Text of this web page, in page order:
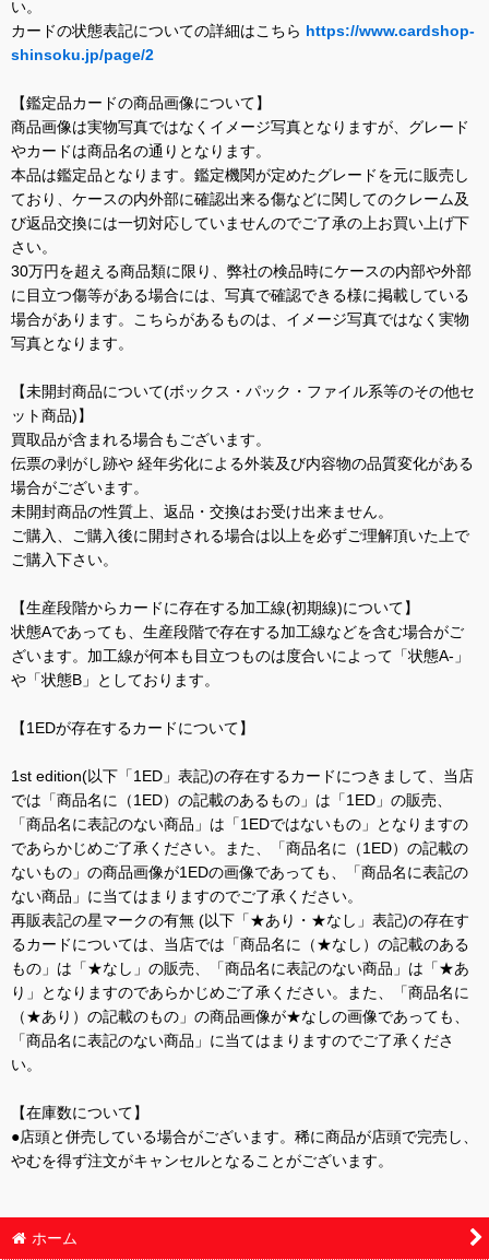
い。
カードの状態表記についての詳細はこちら https://www.cardshop-
shinsoku.jp/page/2
【鑑定品カードの商品画像について】
商品画像は実物写真ではなくイメージ写真となりますが、グレード
やカードは商品名の通りとなります。
本品は鑑定品となります。鑑定機関が定めたグレードを元に販売し
ており、ケースの内外部に確認出来る傷などに関してのクレーム及
び返品交換には一切対応していませんのでご了承の上お買い上げ下
さい。
30万円を超える商品類に限り、弊社の検品時にケースの内部や外部
に目立つ傷等がある場合には、写真で確認できる様に掲載している
場合があります。こちらがあるものは、イメージ写真ではなく実物
写真となります。
【未開封商品について(ボックス・パック・ファイル系等のその他セ
ット商品)】
買取品が含まれる場合もございます。
伝票の剥がし跡や 経年劣化による外装及び内容物の品質変化がある
場合がございます。
未開封商品の性質上、返品・交換はお受け出来ません。
ご購入、ご購入後に開封される場合は以上を必ずご理解頂いた上で
ご購入下さい。
【生産段階からカードに存在する加工線(初期線)について】
状態Aであっても、生産段階で存在する加工線などを含む場合がご
ざいます。加工線が何本も目立つものは度合いによって「状態A-」
や「状態B」としております。
【1EDが存在するカードについて】
1st edition(以下「1ED」表記)の存在するカードにつきまして、当店
では「商品名に（1ED）の記載のあるもの」は「1ED」の販売、
「商品名に表記のない商品」は「1EDではないもの」となりますの
であらかじめご了承ください。また、「商品名に（1ED）の記載の
ないもの」の商品画像が1EDの画像であっても、「商品名に表記の
ない商品」に当てはまりますのでご了承ください。
再販表記の星マークの有無 (以下「★あり・★なし」表記)の存在す
るカードについては、当店では「商品名に（★なし）の記載のある
もの」は「★なし」の販売、「商品名に表記のない商品」は「★あ
り」となりますのであらかじめご了承ください。また、「商品名に
（★あり）の記載のもの」の商品画像が★なしの画像であっても、
「商品名に表記のない商品」に当てはまりますのでご了承くださ
い。
【在庫数について】
●店頭と併売している場合がございます。稀に商品が店頭で完売し、
やむを得ず注文がキャンセルとなることがございます。
ホーム